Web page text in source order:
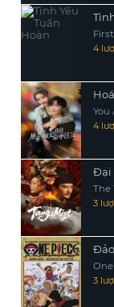
4
You
4
Đại
The
3
3